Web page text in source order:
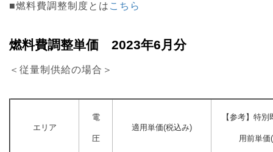
■燃料費調整制度とは こちら
燃料費調整単価 2023年6月分
＜従量制供給の場合＞
エリア
電
圧
適用単価(税込み)
【参考】特
用前単価